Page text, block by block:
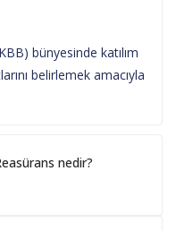
bünyesinde katılım
belirlemek amacıyla
nedir?